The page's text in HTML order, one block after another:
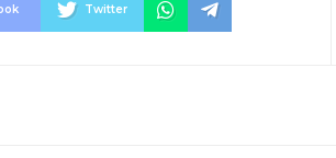
Twitter